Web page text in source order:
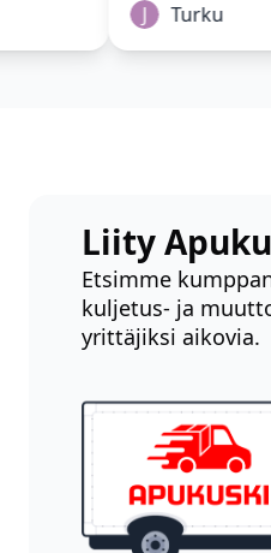
Turku
Liity
Etsimme
kuljetus- ja
yrittäjiksi aikovia.